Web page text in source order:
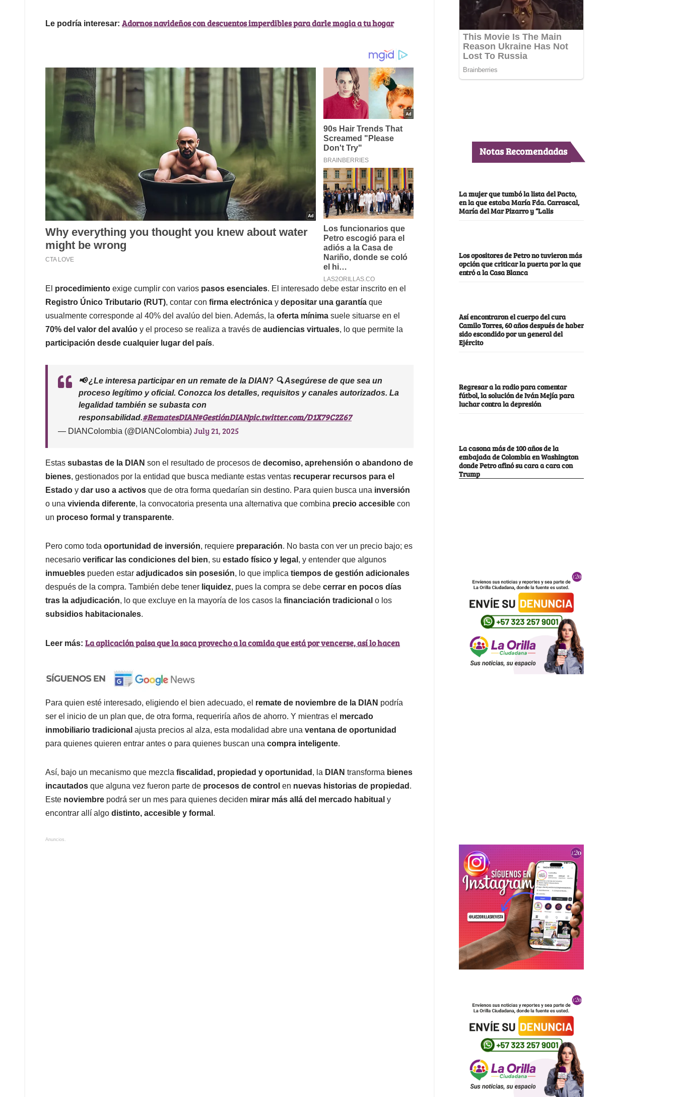
Le podría interesar: Adornos navideños con descuentos imperdibles para darle magia a tu hogar
El procedimiento exige cumplir con varios pasos esenciales. El interesado debe estar inscrito en el
Registro Único Tributario (RUT), contar con firma electrónica y depositar una garantía que
usualmente corresponde al 40% del avalúo del bien. Además, la oferta mínima suele situarse en el
70% del valor del avalúo y el proceso se realiza a través de audiencias virtuales, lo que permite la
participación desde cualquier lugar del país.
📢 ¿Le interesa participar en un remate de la DIAN? 🔍 Asegúrese de que sea un
proceso legítimo y oficial. Conozca los detalles, requisitos y canales autorizados. La
legalidad también se subasta con
responsabilidad.#RematesDIAN#GestiónDIANpic.twitter.com/D1X79C2Z67
— DIANColombia (@DIANColombia) July 21, 2025
Estas subastas de la DIAN son el resultado de procesos de decomiso, aprehensión o abandono de
bienes, gestionados por la entidad que busca mediante estas ventas recuperar recursos para el
Estado y dar uso a activos que de otra forma quedarían sin destino. Para quien busca una inversión
o una vivienda diferente, la convocatoria presenta una alternativa que combina precio accesible con
un proceso formal y transparente.
Pero como toda oportunidad de inversión, requiere preparación. No basta con ver un precio bajo; es
necesario verificar las condiciones del bien, su estado físico y legal , y entender que algunos
inmuebles pueden estar adjudicados sin posesión, lo que implica tiempos de gestión adicionales
después de la compra. También debe tener liquidez, pues la compra se debe cerrar en pocos días
tras la adjudicación, lo que excluye en la mayoría de los casos la financiación tradicional o los
subsidios habitacionales.
Leer más: La aplicación paisa que la saca provecho a la comida que está por vencerse, así lo hacen
Para quien esté interesado, eligiendo el bien adecuado, el remate de noviembre de la DIAN podría
ser el inicio de un plan que, de otra forma, requeriría años de ahorro. Y mientras el mercado
inmobiliario tradicional ajusta precios al alza, esta modalidad abre una ventana de oportunidad
para quienes quieren entrar antes o para quienes buscan una compra inteligente.
Así, bajo un mecanismo que mezcla fiscalidad, propiedad y oportunidad , la DIAN transforma bienes
incautados que alguna vez fueron parte de procesos de control en nuevas historias de propiedad .
Este noviembre podrá ser un mes para quienes deciden mirar más allá del mercado habitual y
encontrar allí algo distinto, accesible y formal .
Anuncios.
Notas Recomendadas
La mujer que tumbó la lista del Pacto,
en la que estaba María Fda. Carrascal,
María del Mar Pizarro y “Lalis
Los opositores de Petro no tuvieron más
opción que criticar la puerta por la que
entró a la Casa Blanca
Así encontraron el cuerpo del cura
Camilo Torres, 60 años después de haber
sido escondido por un general del
Ejército
Regresar a la radio para comentar
fútbol, la solución de Iván Mejía para
luchar contra la depresión
La casona más de 100 años de la
embajada de Colombia en Washington
donde Petro afinó su cara a cara con
Trump